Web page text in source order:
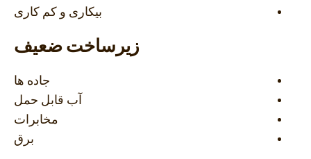
بیکاری و کم کاری
زیرساخت ضعیف
جاده ها
آب قابل حمل
مخابرات
برق